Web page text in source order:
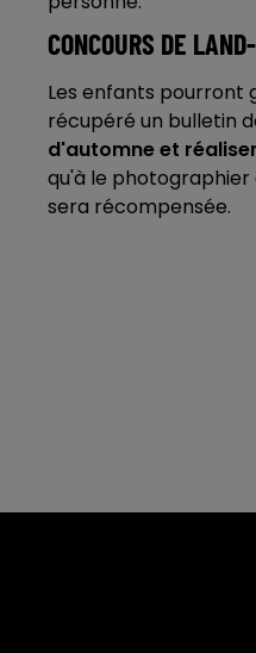
CONCOURS DE
Les enfants pourront
récupéré un bulletin
d'automne et
qu'à le photographier
sera récompensée.